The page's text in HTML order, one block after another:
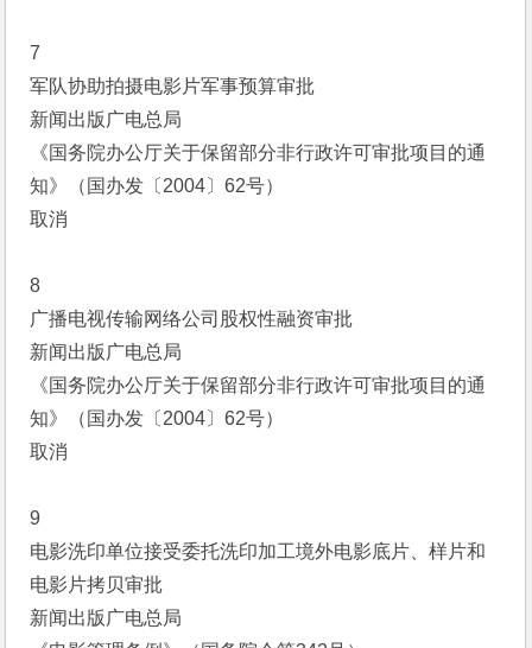
7
军队协助拍摄电影片军事预算审批
新闻出版广电总局
《国务院办公厅关于保留部分非行政许可审批项目的通
知》（国办发〔2004〕62号）
取消
8
广播电视传输网络公司股权性融资审批
新闻出版广电总局
《国务院办公厅关于保留部分非行政许可审批项目的通
知》（国办发〔2004〕62号）
取消
9
电影洗印单位接受委托洗印加工境外电影底片、样片和
电影片拷贝审批
新闻出版广电总局